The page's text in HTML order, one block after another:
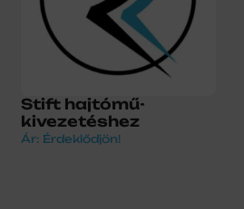
Stift hajtómű-
kivezetéshez
Ár: Érdeklődjön!